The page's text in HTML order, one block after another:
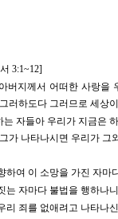
3:1~12]
버지께서 어떠한 사랑을
러하도다 그러므로 세상
는 자들아 우리가 지금은
가 나타나시면 우리가 그
하여 이 소망을 가진 자마
는 자마다 불법을 행하나
리 죄를 없애려고 나타나